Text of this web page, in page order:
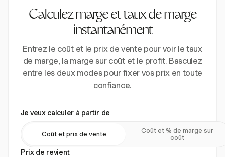
Calculez marge et taux de marge
instantanément
Entrez le coût et le prix de vente pour voir le taux
de marge, la marge sur coût et le profit. Basculez
entre les deux modes pour fixer vos prix en toute
confiance.
Je veux calculer à partir de
Coût et prix de vente
Coût et % de marge sur
coût
Prix de revient